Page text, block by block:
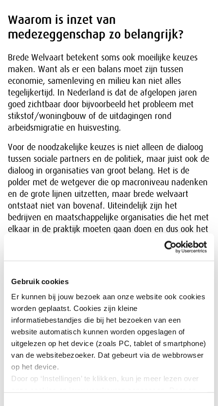
Gebruik cookies
Er kunnen bij jouw bezoek aan onze website ook cookies
worden geplaatst. Cookies zijn kleine
informatiebestandjes die bij het bezoeken van een
website automatisch kunnen worden opgeslagen of
uitgelezen op het device (zoals PC, tablet of smartphone)
van de websitebezoeker. Dat gebeurt via de webbrowser
op het device.
Door op ‘Instellingen’ te klikken, kun je meer lezen over
Waarom is inzet van
medezeggenschap zo belangrijk?
Brede Welvaart betekent soms ook moeilijke keuzes
maken. Want als er een balans moet zijn tussen
economie, samenleving en milieu kan niet alles
tegelijkertijd. In Nederland is dat de afgelopen jaren
goed zichtbaar door bijvoorbeeld het probleem met
stikstof/woningbouw of de uitdagingen rond
arbeidsmigratie en huisvesting.
Voor de noodzakelijke keuzes is niet alleen de dialoog
tussen sociale partners en de politiek, maar juist ook de
dialoog in organisaties van groot belang. Het is de
polder met de wetgever die op macroniveau nadenken
en de grote lijnen uitzetten, maar brede welvaart
ontstaat niet van bovenaf. Uiteindelijk zijn het
bedrijven en maatschappelijke organisaties die het met
elkaar in de praktijk moeten gaan doen en dus ook het
Dit inzicht wordt ook gedeeld door de politieke partijen
uitdagingen waar we als land voor staan niet alleen
door de politiek kunnen worden opgelost, maar de hulp
nodig heeft van sociale partners en organisaties.
En jullie, de medezeggenschap, zijn daarbij ook aan
zet. We zijn met een mooie groep van verschillende
organisaties vandaag. Verschillende sectoren zoals de
kinderopvang, horeca en bloemensector zijn vandaag
vertegenwoordigd. Ook zijn er opvallend veel
medezeggenschapsprofessionals vandaag aanwezig.